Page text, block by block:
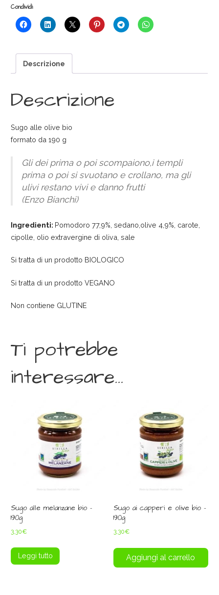
Condividi:
Descrizione
Descrizione
Sugo alle olive bio
formato da 190 g
Gli dei prima o poi scompaiono,i templi
prima o poi si svuotano e crollano, ma gli
ulivi restano vivi e danno frutti
(Enzo Bianchi)
Ingredienti: Pomodoro 77,9%, sedano,olive 4,9%, carote,
cipolle, olio extravergine di oliva, sale
Si tratta di un prodotto BIOLOGICO
Si tratta di un prodotto VEGANO
Non contiene GLUTINE
Ti potrebbe
interessare…
Sugo alle melanzane bio –
190g
3,30€
Leggi tutto
Sugo ai capperi e olive bio –
190g
3,30€
Aggiungi al carrello